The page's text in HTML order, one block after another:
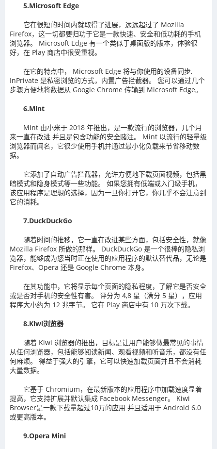
5.Microsoft Edge
它在很短的时间内就取得了进展，远远超过了 Mozilla
Firefox，这一切都要归功于它是一款快速、安全和低功耗的手机
浏览器。 Microsoft Edge 有一个类似于桌面版的版本，体验很
好，在 Play 商店中很受重视。
在它的特点中， Microsoft Edge 将与你使用的设备同步,
InPrivate 是私密浏览的方式，内置广告拦截器。 您可以通过几个
步骤方便地将数据从 Google Chrome 传输到 Microsoft Edge。
6.Mint
Mint 由小米于 2018 年推出，是一款流行的浏览器，几个月
来一直在改进 并且是包含功能的安全赌注。 Mint 以流行的轻量级
浏览器而闻名，它很少使用手机并通过最小化负载来节省移动数
据。
它添加了自动广告拦截器，允许方便地下载页面视频，包括黑
暗模式和隐身模式等一些功能。 如果您拥有低端或入门级手机，
该应用程序是理想的选择，因为一旦你打开它，你几乎不会注意到
它的消耗。
7.DuckDuckGo
随着时间的推移，它一直在改进某些方面，包括安全性，就像
Mozilla Firefox 所做的那样。 DuckDuckGo 是一个很棒的隐私浏
览器，能够成为您当时正在使用的应用程序的默认替代品，无论是
Firefox、Opera 还是 Google Chrome 本身。
在其功能中，它将显示每个页面的隐私程度，了解它是否安全
或是否对手机的安全性有害。 评分为 4,8 星（满分 5 星），应用
程序大小约为 12 兆字节。 它在 Play 商店中有 10 万次下载。
8.Kiwi浏览器
随着 Kiwi 浏览器的推出，目标是让用户能够做最常见的事情
从任何浏览器，包括能够阅读新闻、观看视频和听音乐，都没有任
何麻烦。 得益于强大的引擎，它可以快速加载页面并且不会消耗
大量数据。
它基于 Chromium，在最新版本的应用程序中加载速度显着
提高，它支持扩展并默认集成 Facebook Messenger。 Kiwi
Browser是一款下载量超过10万的应用 并且适用于 Android 6.0
或更高版本。
9.Opera Mini